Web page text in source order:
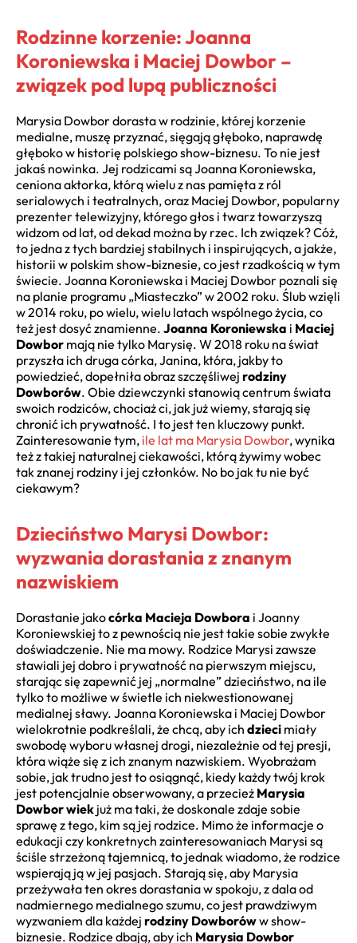
Rodzinne korzenie: Joanna
Koroniewska i Maciej Dowbor –
związek pod lupą publiczności
Marysia Dowbor dorasta w rodzinie, której korzenie
medialne, muszę przyznać, sięgają głęboko, naprawdę
głęboko w historię polskiego show-biznesu. To nie jest
jakaś nowinka. Jej rodzicami są Joanna Koroniewska,
ceniona aktorka, którą wielu z nas pamięta z ról
serialowych i teatralnych, oraz Maciej Dowbor, popularny
prezenter telewizyjny, którego głos i twarz towarzyszą
widzom od lat, od dekad można by rzec. Ich związek? Cóż,
to jedna z tych bardziej stabilnych i inspirujących, a jakże,
historii w polskim show-biznesie, co jest rzadkością w tym
świecie. Joanna Koroniewska i Maciej Dowbor poznali się
na planie programu „Miasteczko” w 2002 roku. Ślub wzięli
w 2014 roku, po wielu, wielu latach wspólnego życia, co
też jest dosyć znamienne. Joanna Koroniewska i Maciej
Dowbor mają nie tylko Marysię. W 2018 roku na świat
przyszła ich druga córka, Janina, która, jakby to
powiedzieć, dopełniła obraz szczęśliwej rodziny
Dowborów. Obie dziewczynki stanowią centrum świata
swoich rodziców, chociaż ci, jak już wiemy, starają się
chronić ich prywatność. I to jest ten kluczowy punkt.
Zainteresowanie tym, ile lat ma Marysia Dowbor, wynika
też z takiej naturalnej ciekawości, którą żywimy wobec
tak znanej rodziny i jej członków. No bo jak tu nie być
ciekawym?
Dzieciństwo Marysi Dowbor:
wyzwania dorastania z znanym
nazwiskiem
Dorastanie jakocórka Macieja Dowbora i Joanny
Koroniewskiej to z pewnością nie jest takie sobie zwykłe
doświadczenie. Nie ma mowy. Rodzice Marysi zawsze
stawiali jej dobro i prywatność na pierwszym miejscu,
starając się zapewnić jej „normalne” dzieciństwo, na ile
tylko to możliwe w świetle ich niekwestionowanej
medialnej sławy. Joanna Koroniewska i Maciej Dowbor
wielokrotnie podkreślali, że chcą, aby ich dzieci miały
swobodę wyboru własnej drogi, niezależnie od tej presji,
która wiąże się z ich znanym nazwiskiem. Wyobrażam
sobie, jak trudno jest to osiągnąć, kiedy każdy twój krok
jest potencjalnie obserwowany, a przecież Marysia
Dowbor wiek już ma taki, że doskonale zdaje sobie
sprawę z tego, kim są jej rodzice. Mimo że informacje o
edukacji czy konkretnych zainteresowaniach Marysi są
ściśle strzeżoną tajemnicą, to jednak wiadomo, że rodzice
wspierają ją w jej pasjach. Starają się, aby Marysia
przeżywała ten okres dorastania w spokoju, z dala od
nadmiernego medialnego szumu, co jest prawdziwym
wyzwaniem dla każdej rodziny Dowboróww show-
biznesie. Rodzice dbają, aby ich Marysia Dowbor